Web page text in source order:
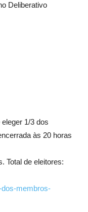
Deliberativo
1/3 dos
às 20 horas
Total de eleitores:
membros-